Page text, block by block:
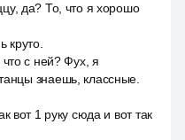
да? То, что я хорошо
круто.
с ней? Фух, я
знаешь, классные.
вот 1 руку сюда и вот так